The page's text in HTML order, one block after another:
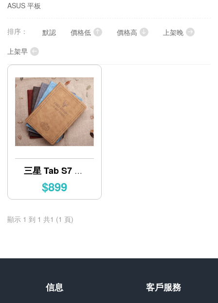
ASUS 平板
排序： 默認 價格低 價格高
上架晚
上架早
三星 Tab S7 FE
北歐風麋鹿平板
皮套 12.4吋
$899
顯示 1 到 1 共1 (1 頁)
信息 客戶服務